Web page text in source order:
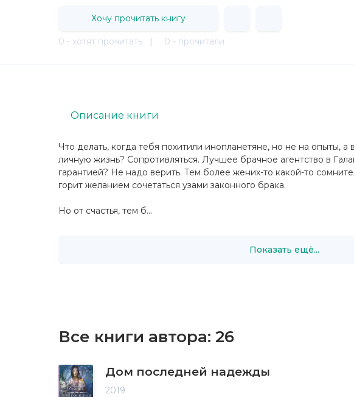
Хочу прочитать книгу
0 - хотят прочитать | 0 - прочитали
Что делать, когда тебя похитили инопланетяне, но не на опыты,
личную жизнь? Сопротивляться. Лучшее брачное агентство в
гарантией? Не надо верить. Тем более жених-то какой-то
горит желанием сочетаться узами законного брака.
Но от счастья, тем б...
Показать ещё...
Описание книги
Все книги автора: 26
Дом последней надежды
2019